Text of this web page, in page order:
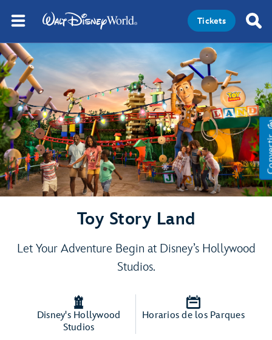
Tickets
Toy Story Land
Let Your Adventure Begin at Disney’s Hollywood
Studios.
Disney's Hollywood
Studios
Horarios de los Parques